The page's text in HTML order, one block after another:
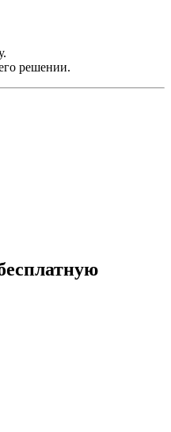
решении.